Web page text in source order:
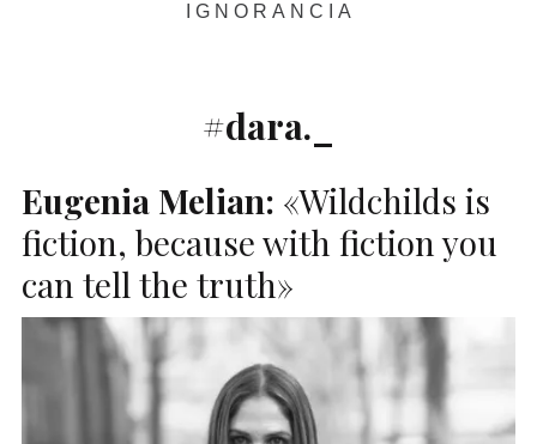
IGNORANCIA
#dara._
Eugenia Melian: «Wildchilds is
fiction, because with fiction you
can tell the truth»